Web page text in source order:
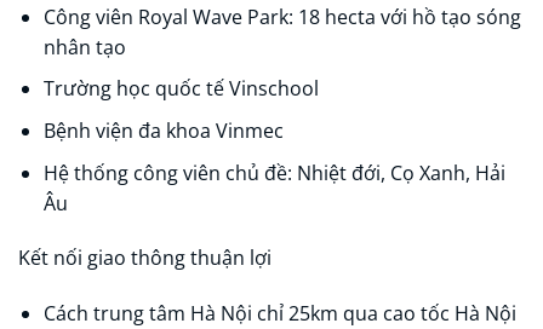
Công viên Royal Wave Park: 18 hecta với hồ tạo sóng
nhân tạo​​
Trường học quốc tế Vinschool
Bệnh viện đa khoa Vinmec
Hệ thống công viên chủ đề: Nhiệt đới, Cọ Xanh, Hải
Âu​​
Kết nối giao thông thuận lợi
Cách trung tâm Hà Nội chỉ 25km qua cao tốc Hà Nội